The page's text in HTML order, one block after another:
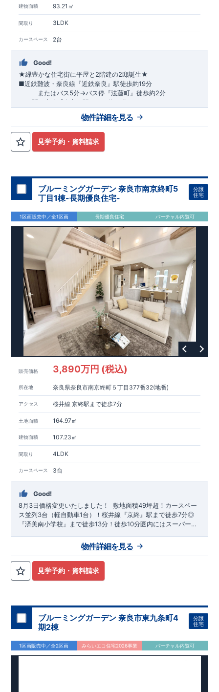
建物面積 93.21㎡
間取り 3LDK
カースペース 2台
Good!
★緑豊かな住宅街に平屋と2階建の2邸誕生★
■近鉄難波・奈良線『近鉄奈良』駅徒歩約19分
またはバス5分→バス停『法蓮町』徒歩約2分
JR関西本線『奈良』駅
バス約12分
・何かと便利なロフト付 ​・可変間取
​【2階建】 ​・南向きインナーバルコニー
洋風タタミの
はLDKの雰囲気を壊しません
​『プライスカット法蓮店』徒歩約5分 ​『セブンイレブン奈良法
蓮町店』徒歩約5分
見学予約・資料請求
物件詳細を見る
ブルーミングガーデン 奈良市南京終町5
丁目1棟-長期優良住宅-
分譲
住宅
1区画販売中／全1区画 長期優良住宅 バーチャル内覧可
販売価格 3,890万円 (税込)
所在地 奈良県奈良市南京終町５丁目377番32(地番)
アクセス 桜井線 京終駅まで徒歩7分
土地面積 164.97㎡
建物面積 107.23㎡
間取り 4LDK
カースペース 3台
Good!
8月3日価格変更いたしました！
​ ​ 敷地面積49坪超！カースペー
ス並列3台（軽自動車1台）！桜井線『京終』駅まで徒歩7分◎
『済美南小学校』まで徒歩13分！徒歩10分圏内にはスーパー等
吹抜・リビングイン階段・ウォークインクローゼット等のデザ
イン性を重視した物件！
見学予約・資料請求
物件詳細を見る
ブルーミングガーデン 奈良市東九条町4
期2棟
分譲
住宅
1区画販売中／全2区画 みらいエコ住宅2026事業 バーチャル内覧可